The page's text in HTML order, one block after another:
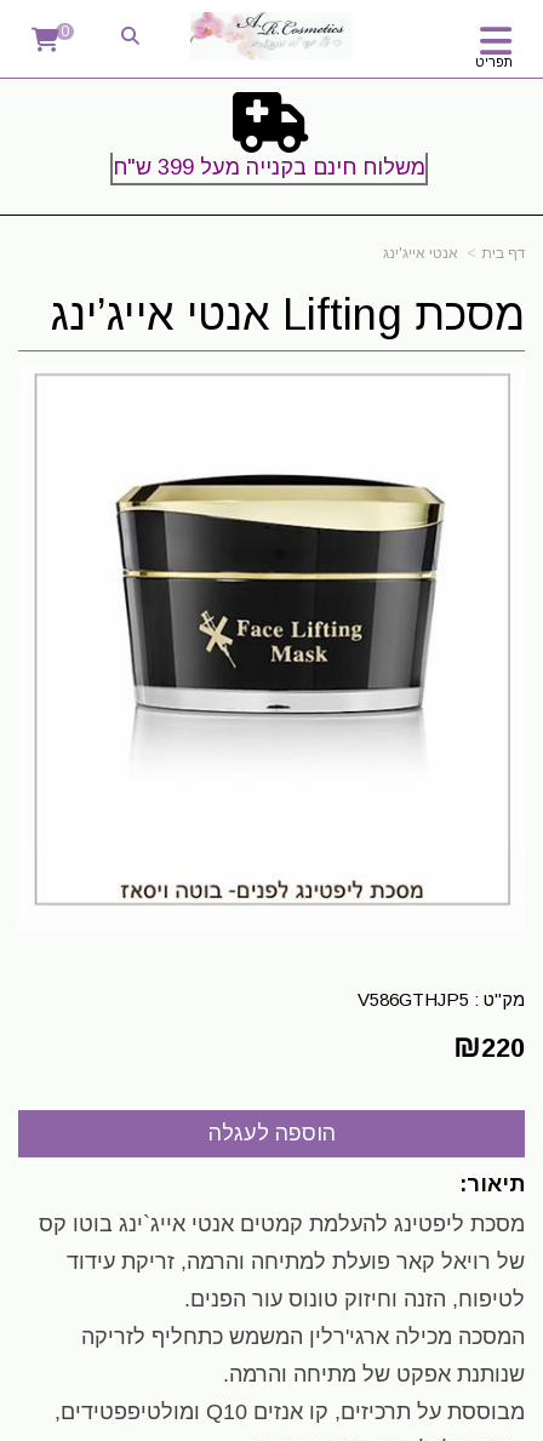
תפריט
0
משלוח חינם בקנייה מעל 399 ש"ח
דף בית אנטי אייג'ינג
מסכת ‏Lifting אנטי אייג’ינג
מק"ט : V586GTHJP5
₪220
תיאור:
מסכת ליפטינג להעלמת קמטים אנטי אייג`ינג בוטו קס
של רויאל קאר פועלת למתיחה והרמה, זריקת עידוד
לטיפוח, הזנה וחיזוק טונוס עור הפנים.
המסכה מכילה ארגי'רלין המשמש כתחליף לזריקה
שנותנת אפקט של מתיחה והרמה.
מבוססת על תרכיזים, קו אנזים Q10 ומולטיפפטידים,